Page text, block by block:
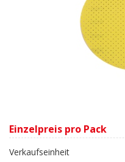
Einzelpreis pro Pack
Verkaufseinheit